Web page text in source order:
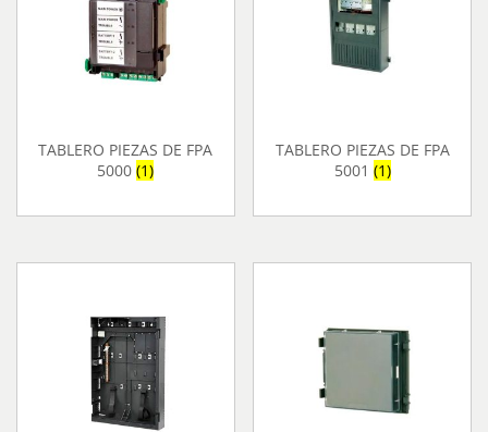
TABLERO PIEZAS DE FPA
5000(1)
TABLERO PIEZAS DE FPA
5001 (1)